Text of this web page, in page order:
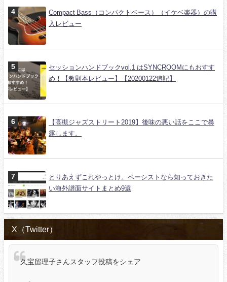
Compact Bass（コンパクトベース）（イケベ楽器）の購
入レビュー
セッションハンドブックvol.1 はSYNCROOMにもおすす
め！【教則本レビュー】【20200122追記】
【高槻ジャズストリート2019】後味の悪い話をここで暴
露します。
とりあえずこれやっとけ。ベーシストなら知っておきた
い海外譜面サイトまとめ9選
X（Twitter）
久宝留理子さんスタッフ投稿をシェア